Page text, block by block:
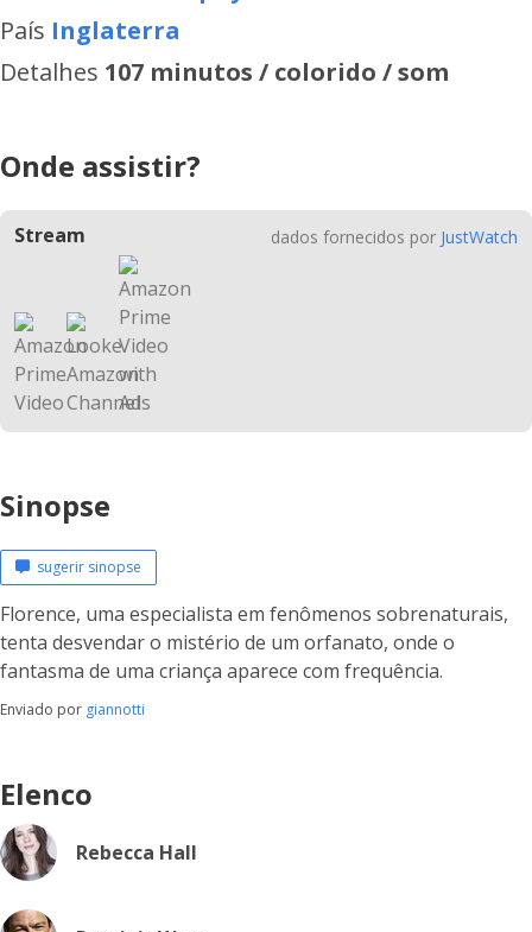
País Inglaterra
Detalhes 107 minutos / colorido / som
Onde assistir?
Stream dados fornecidos por JustWatch
Sinopse
sugerir sinopse
Florence, uma especialista em fenômenos sobrenaturais,
tenta desvendar o mistério de um orfanato, onde o
fantasma de uma criança aparece com frequência.
Enviado por giannotti
Elenco
Rebecca Hall